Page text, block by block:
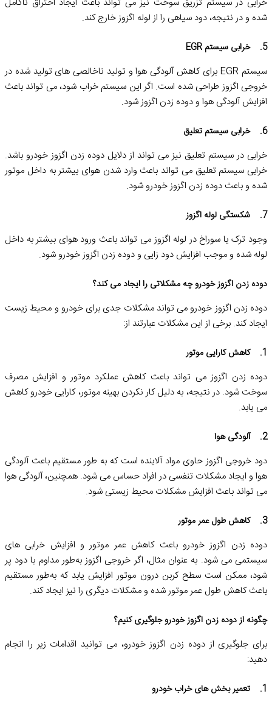
شده و در نتیجه، دود سیاهی را از لوله اگزوز خارج کند.
5. خرابی سیستم EGR
سیستم EGR برای کاهش آلودگی هوا و تولید ناخالصی‌ های تولید شده در
خروجی اگزوز طراحی شده است. اگر این سیستم خراب شود، می‌ تواند باعث
افزایش آلودگی هوا و دوده زدن اگزوز شود.
6. خرابی سیستم تعلیق
خرابی در سیستم تعلیق نیز می تواند از دلایل دوده زدن اگزوز خودرو باشد.
خرابی سیستم تعلیق می‌ تواند باعث وارد شدن هوای بیشتر به داخل موتور
شده و باعث دوده زدن اگزوز خودرو شود.
7. شکستگی لوله اگزوز
وجود ترک یا سوراخ در لوله اگزوز می ‌تواند باعث ورود هوای بیشتر به داخل
لوله شده و موجب افزایش دود زایی و دوده زدن اگزوز خودرو شود.
دوده زدن اگزوز خودرو چه مشکلاتی را ایجاد می کند؟
دوده زدن اگزوز خودرو می‌ تواند مشکلات جدی برای خودرو و محیط زیست
ایجاد کند. برخی از این مشکلات عبارتند از:
1. کاهش کارایی موتور
دوده زدن اگزوز می‌ تواند باعث کاهش عملکرد موتور و افزایش مصرف
سوخت شود. در نتیجه، به دلیل کار نکردن بهینه موتور، کارایی خودرو کاهش
می‌ یابد.
2. آلودگی هوا
دود خروجی اگزوز حاوی مواد آلاینده است که به طور مستقیم باعث آلودگی
هوا و ایجاد مشکلات تنفسی در افراد حساس می ‌شود. همچنین، آلودگی هوا
می ‌تواند باعث افزایش مشکلات محیط زیستی شود.
3. کاهش طول عمر موتور
دوده زدن اگزوز خودرو باعث کاهش عمر موتور و افزایش خرابی ‌های
سیستمی می شود. به عنوان مثال، اگر خروجی اگزوز به‌طور مداوم با دود پر
شود، ممکن است سطح کربن درون موتور افزایش یابد که به‌طور مستقیم
باعث کاهش طول عمر موتور شده و مشکلات دیگری را نیز ایجاد کند.
چگونه از دوده زدن اگزوز خودرو جلوگیری کنیم؟
برای جلوگیری از دوده زدن اگزوز خودرو، می‌ توانید اقدامات زیر را انجام
دهید:
1. تعمیر بخش های خراب خودرو